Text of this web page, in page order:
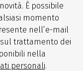
È possibile
momento
nell’e-mail
sul trattamento dei
nella
personali.